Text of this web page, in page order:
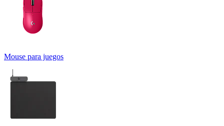
Mouse para juegos